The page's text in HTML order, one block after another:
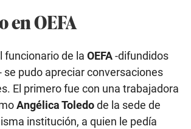
en OEFA
funcionario de la OEFA-difundidos
se pudo apreciar conversaciones
El primero fue con una trabajadora
Angélica Toledode la sede de
institución, a quien le pedía